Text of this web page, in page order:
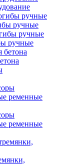
ручные
ручные
ручные
ручные
ременные
ременные